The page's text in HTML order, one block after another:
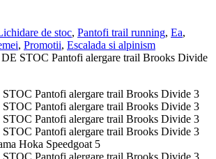
de stoc, Pantofi trail running, Ea,
, Promotii, Escalada si alpinism
STOC Pantofi alergare trail Brooks Divide